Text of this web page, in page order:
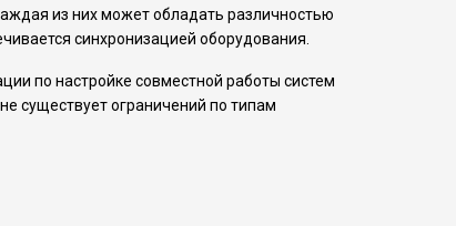
из них может обладать различностью
синхронизацией оборудования.
по настройке совместной работы систем
существует ограничений по типам